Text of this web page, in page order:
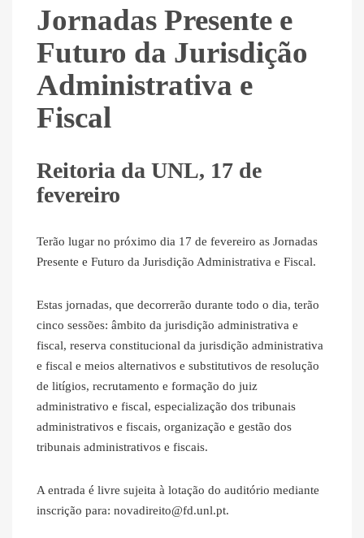
Jornadas Presente e
Futuro da Jurisdição
Administrativa e
Fiscal
Reitoria da UNL, 17 de
fevereiro
Terão lugar no próximo dia 17 de fevereiro as Jornadas
Presente e Futuro da Jurisdição Administrativa e Fiscal.
Estas jornadas, que decorrerão durante todo o dia, terão
cinco sessões: âmbito da jurisdição administrativa e
fiscal, reserva constitucional da jurisdição administrativa
e fiscal e meios alternativos e substitutivos de resolução
de litígios, recrutamento e formação do juiz
administrativo e fiscal, especialização dos tribunais
administrativos e fiscais, organização e gestão dos
tribunais administrativos e fiscais.
A entrada é livre sujeita à lotação do auditório mediante
inscrição para: novadireito@fd.unl.pt.